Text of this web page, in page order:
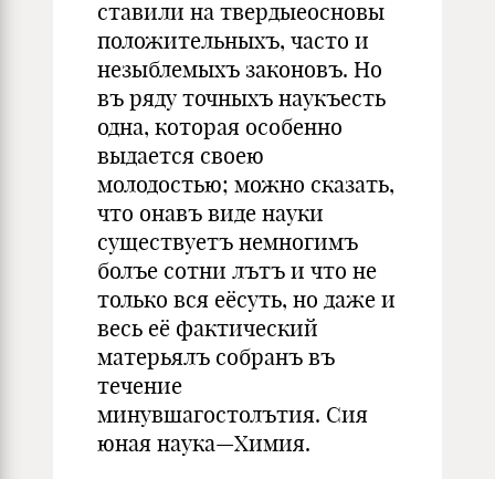
ставили на твердыеосновы
положительныхъ, часто и
незыблемыхъ законовъ. Но
въ ряду точныхъ наукъесть
одна, которая особенно
выдается своею
молодостью; можно сказать,
что онавъ виде науки
существуетъ немногимъ
болъе сотни лътъ и что не
только вся еёсуть, но даже и
весь её фактический
матерьялъ собранъ въ
течение
минувшагостолътия. Сия
юная наука—Химия.